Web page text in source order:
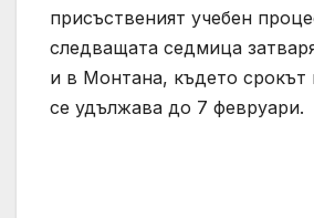
присъственият учебен
следващата седмица
и в Монтана, където срокът
се удължава до 7 февруари.